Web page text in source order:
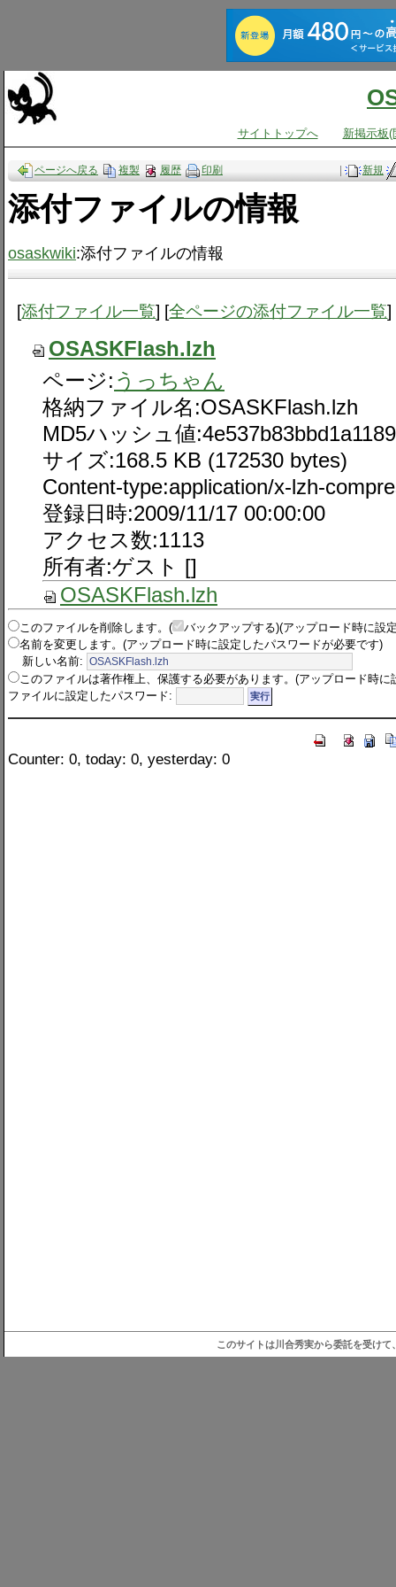
サイトトップへ 新掲示板(
| 新規
ページへ戻る 複製 履歴 印刷
添付ファイルの情報
osaskwiki:添付ファイルの情報
[添付ファイル一覧] [全ページの添付ファイル一覧]
OSASKFlash.lzh
ページ: うっちゃん
格納ファイル名:OSASKFlash.lzh
MD5ハッシュ値
サイズ:168.5 KB (172530 bytes)
Content-type:application/x-lzh-
登録日時:2009/11/17 00:00:00
アクセス数:1113
所有者:ゲスト []
OSASKFlash.lzh
このファイルを削除します。 ( バックアップする)(アップロード時に設
名前を変更します。(アップロード時に設定したパスワードが必要です)
新しい名前:
このファイルは著作権上、保護する必要があります。 (アップロード時に
ファイルに設定したパスワード:
Counter: 0, today: 0, yesterday: 0
このサイトは川合秀実から委託を受け